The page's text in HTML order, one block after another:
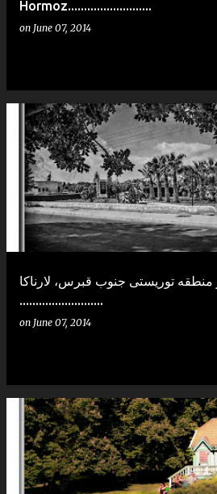
Hormoz..........................
on June 07, 2014
توریستی جنوب قبرس، لارناکا
..........................
on June 07, 2014